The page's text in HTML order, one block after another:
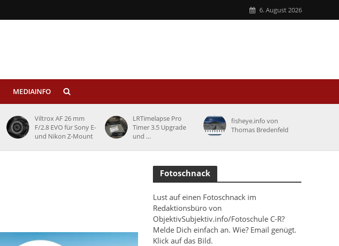
6. August 2026
MEDIAINFO
Viltrox AF 26 mm
F/2.8 EVO für Sony E-
und Nikon Z-Mount
LRTimelapse Pro
Timer 3.5 Upgrade
und …
fisheye.info von
Thomas Bredenfeld
Fotoschnack
Lust auf einen Fotoschnack im
Redaktionsbüro von
ObjektivSubjektiv.info/Fotoschule C-R?
Melde Dich einfach an. Wie? Email genügt.
Klick auf das Bild.